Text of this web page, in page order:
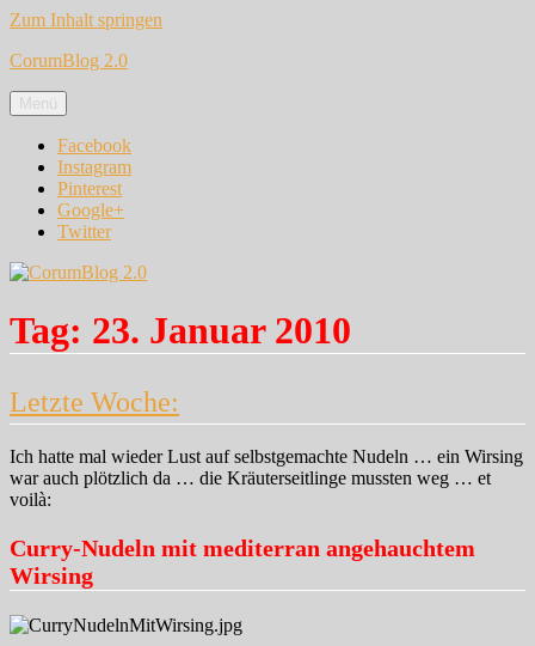
Zum Inhalt springen
CorumBlog 2.0
Menü
Facebook
Instagram
Pinterest
Google+
Twitter
Tag: 23. Januar 2010
Letzte Woche:
Ich hatte mal wieder Lust auf selbstgemachte Nudeln … ein Wirsing
war auch plötzlich da … die Kräuterseitlinge mussten weg … et
voilà:
Curry-Nudeln mit mediterran angehauchtem
Wirsing